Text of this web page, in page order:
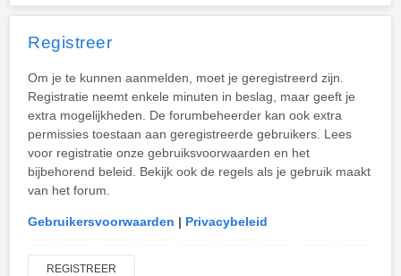
Registreer
Om je te kunnen aanmelden, moet je geregistreerd zijn.
Registratie neemt enkele minuten in beslag, maar geeft je
extra mogelijkheden. De forumbeheerder kan ook extra
permissies toestaan aan geregistreerde gebruikers. Lees
voor registratie onze gebruiksvoorwaarden en het
bijbehorend beleid. Bekijk ook de regels als je gebruik maakt
van het forum.
Gebruikersvoorwaarden | Privacybeleid
REGISTREER